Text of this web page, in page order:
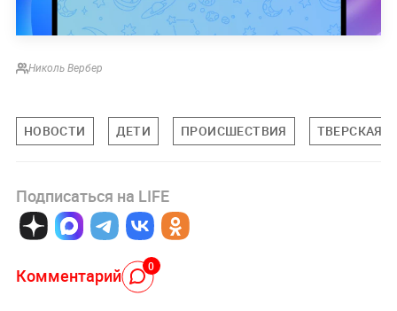
Николь Вербер
НОВОСТИ ДЕТИ ПРОИСШЕСТВИЯ ТВЕРСКАЯ
Подписаться на LIFE
Комментарий 0